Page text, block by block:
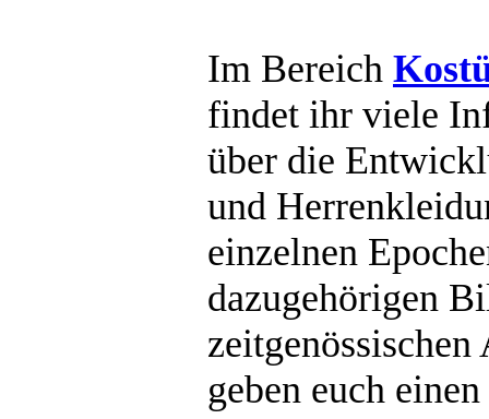
Im Bereich
findet ihr viele
über die
und
einzelnen
dazugehörigen
geben euch einen